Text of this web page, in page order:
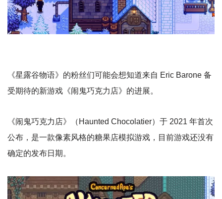
《星露谷物语》的粉丝们可能会想知道来自 Eric Barone 备
受期待的新游戏《闹鬼巧克力店》的进展。
《闹鬼巧克力店》（Haunted Chocolatier）于 2021 年首次
公布，是一款像素风格的糖果店模拟游戏，目前游戏还没有
确定的发布日期。